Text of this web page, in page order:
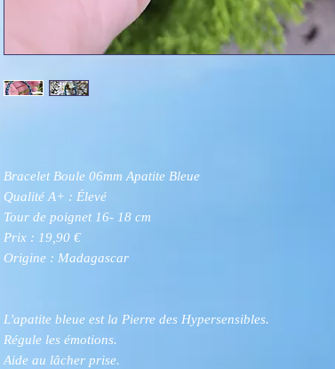
Bracelet Boule 06mm Apatite Bleue
Qualité A+ : Élevé
Tour de poignet 16- 18 cm
Prix : 19,90 €
Origine : Madagascar
L'apatite bleue est la Pierre des Hypersensibles.
Régule les émotions.
Aide au lâcher prise.